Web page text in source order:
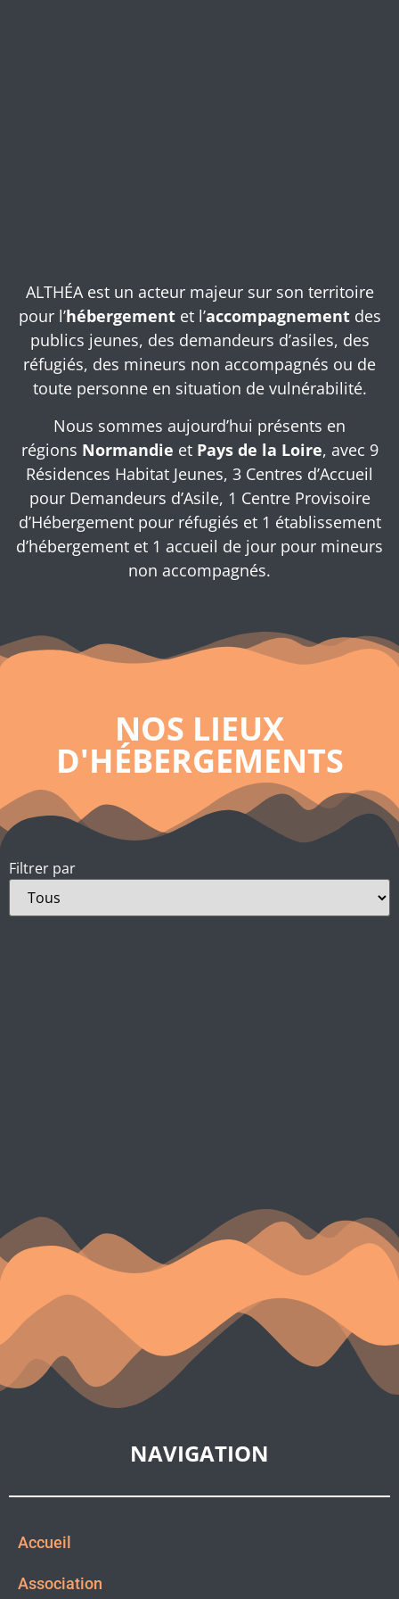
ALTHÉA est un acteur majeur sur son territoire
pour l’hébergementet l’accompagnementdes
publics jeunes, des demandeurs d’asiles, des
réfugiés, des mineurs non accompagnés ou de
toute personne en situation de vulnérabilité.
Nous sommes aujourd’hui présents en
régions Normandie et Pays de la Loire, avec 9
Résidences Habitat Jeunes, 3 Centres d’Accueil
pour Demandeurs d’Asile, 1 Centre Provisoire
d’Hébergement pour réfugiés et 1 établissement
d’hébergement et 1 accueil de jour pour mineurs
non accompagnés.
NOS LIEUX
D'HÉBERGEMENTS
Filtrer par
NAVIGATION
Accueil
Association